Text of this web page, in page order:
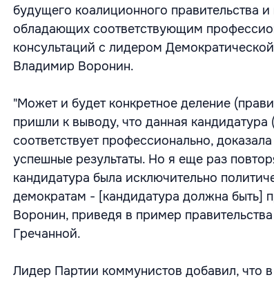
будущего коалиционного правительства
обладающих соответствующим
консультаций с лидером
Владимир Воронин.
"Может и будет конкретное деление
пришли к выводу, что данная
соответствует профессионально,
успешные результаты. Но я еще раз
кандидатура была исключительно
демократам - [кандидатура должна быть]
Воронин, приведя в пример
Гречанной.
Лидер Партии коммунистов добавил, что